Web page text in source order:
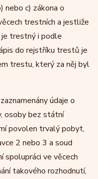
nebo c) zákona o
trestních a jestliže
trestný i podle
do rejstříku trestů je
trestu, který za něj byl
údaje o
osoby bez státní
povolen trvalý pobyt,
2 nebo 3 a soud
spolupráci ve věcech
takového rozhodnutí,